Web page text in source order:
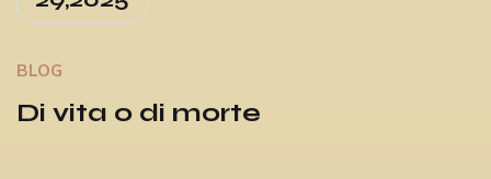
BLOG
Di vita o di morte